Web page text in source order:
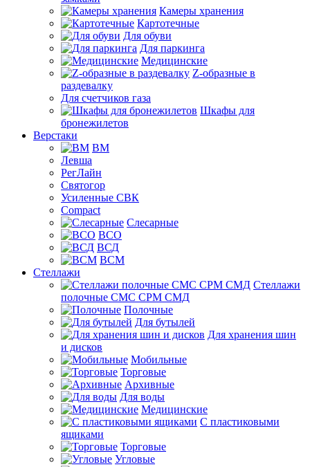
Камеры хранения
Картотечные
Для обуви
Для паркинга
Медицинские
Z-образные в
раздевалку
Для счетчиков газа
Шкафы для
бронежилетов
Верстаки
ВМ
Левша
РегЛайн
Святогор
Усиленные СВК
Compact
Слесарные
ВСО
ВСД
ВСМ
Стеллажи
Стеллажи
полочные СМС СРМ СМД
Полочные
Для бутылей
Для хранения шин
и дисков
Мобильные
Торговые
Архивные
Для воды
Медицинские
С пластиковыми
ящиками
Торговые
Угловые